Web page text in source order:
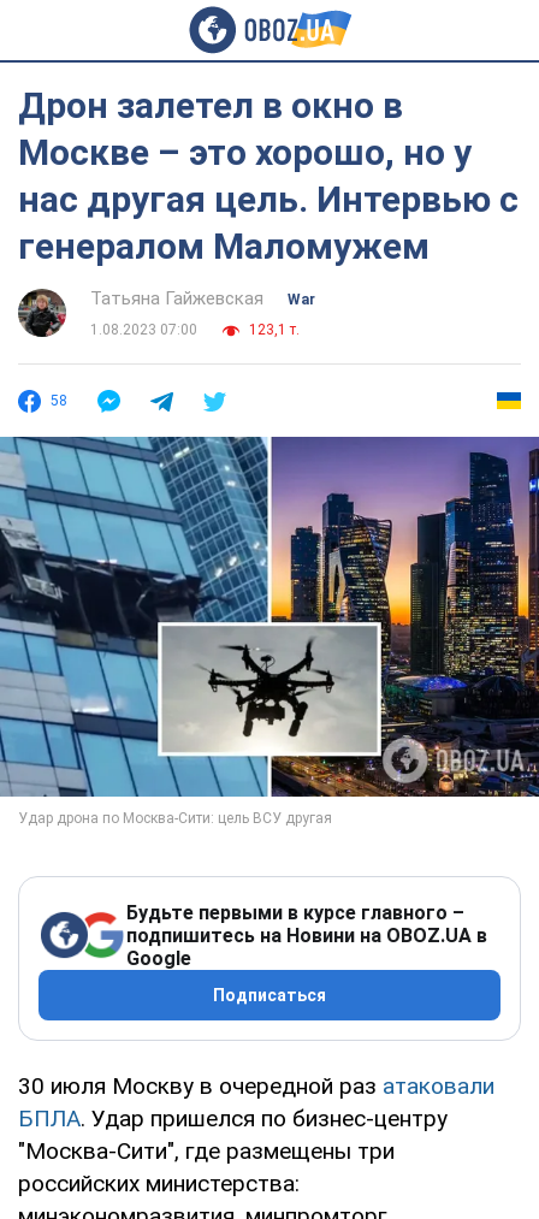
Дрон залетел в окно в
Москве – это хорошо, но у
нас другая цель. Интервью с
генералом Маломужем
Татьяна Гайжевская
War
1.08.2023 07:00
123,1 т.
58
Будьте первыми в курсе главного –
подпишитесь на Новини на OBOZ.UA в
Google
Подписаться
30 июля Москву в очередной раз атаковали
БПЛА. Удар пришелся по бизнес-центру
"Москва-Сити", где размещены три
российских министерства: